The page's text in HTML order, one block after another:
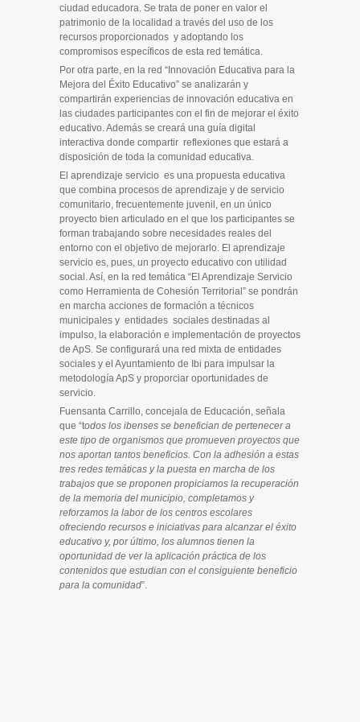
ciudad educadora. Se trata de poner en valor el
patrimonio de la localidad a través del uso de los
recursos proporcionados y adoptando los
compromisos específicos de esta red temática.
Por otra parte, en la red “Innovación Educativa para la
Mejora del Éxito Educativo” se analizarán y
compartirán experiencias de innovación educativa en
las ciudades participantes con el fin de mejorar el éxito
educativo. Además se creará una guía digital
interactiva donde compartir reflexiones que estará a
disposición de toda la comunidad educativa.
El aprendizaje servicio es una propuesta educativa
que combina procesos de aprendizaje y de servicio
comunitario, frecuentemente juvenil, en un único
proyecto bien articulado en el que los participantes se
forman trabajando sobre necesidades reales del
entorno con el objetivo de mejorarlo. El aprendizaje
servicio es, pues, un proyecto educativo con utilidad
social. Así, en la red temática “El Aprendizaje Servicio
como Herramienta de Cohesión Territorial” se pondrán
en marcha acciones de formación a técnicos
municipales y entidades sociales destinadas al
impulso, la elaboración e implementación de proyectos
de ApS. Se configurará una red mixta de entidades
sociales y el Ayuntamiento de Ibi para impulsar la
metodología ApS y proporciar oportunidades de
servicio.
Fuensanta Carrillo, concejala de Educación, señala
que “todos los ibenses se benefician de pertenecer a
este tipo de organismos que promueven proyectos que
nos aportan tantos beneficios. Con la adhesión a estas
tres redes temáticas y la puesta en marcha de los
trabajos que se proponen propiciamos la recuperación
de la memoria del municipio, completamos y
reforzamos la labor de los centros escolares
ofreciendo recursos e iniciativas para alcanzar el éxito
educativo y, por último, los alumnos tienen la
oportunidad de ver la aplicación práctica de los
contenidos que estudian con el consiguiente beneficio
para la comunidad”.